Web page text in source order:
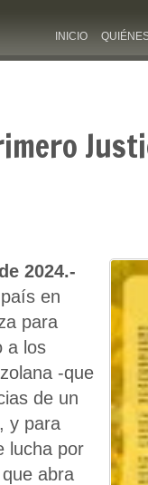
INICIO
2024.-
en
para
a los
-que
de un
y para
lucha por
abra